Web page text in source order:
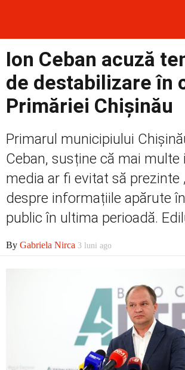
Prima
Externe
Ion Ceban acuză
de destabilizare în
Primăriei Chișinău
Primarul municipiului
Ceban, susține că mai
media ar fi evitat să prezinte
despre informațiile apărute
public în ultima perioadă.
By Gabriela Nirca 3 luni ago